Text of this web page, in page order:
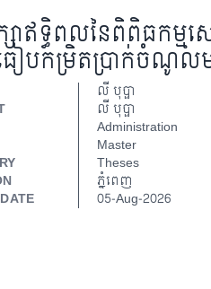
ាឥទ្ធិពលនៃពិពិធកម្មស
ៀបកម្រិតប្រាក់ចំណូលមុ
លី​ បុប្ផា
លី​ បុប្ផា
Administration
Master
Theses
ភ្នំពេញ
05-Aug-2026